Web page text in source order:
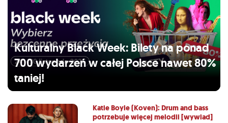
Kulturalny Black Week: Bilety na ponad
700 wydarzeń w całej Polsce nawet 80%
taniej!
Katie Boyle (Koven): Drum and bass
potrzebuje więcej melodii [wywiad]